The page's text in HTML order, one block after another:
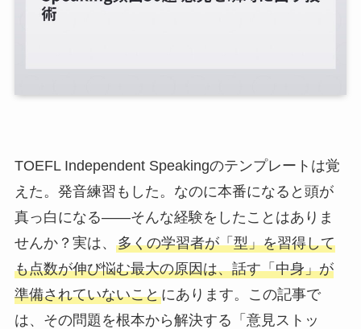
TOEFL Independent Speakingのテンプレートは覚
えた。発音練習もした。なのに本番になると頭が
真っ白になる——そんな経験をしたことはありま
せんか？実は、 多くの学習者が「型」を習得して
も点数が伸び悩む最大の原因は、話す「中身」が
準備されていないことにあります。この記事で
は、その問題を根本から解決する「意見ストッ